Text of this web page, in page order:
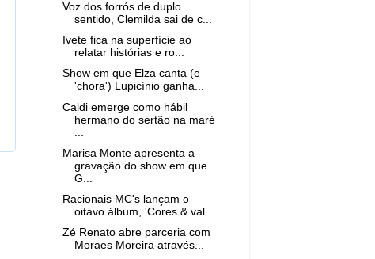
Voz dos forrós de duplo
sentido, Clemilda sai de c...
Ivete fica na superfície ao
relatar histórias e ro...
Show em que Elza canta (e
'chora') Lupicínio ganha...
Caldi emerge como hábil
hermano do sertão na maré
Marisa Monte apresenta a
gravação do show em que
G...
Racionais MC's lançam o
oitavo álbum, 'Cores & val...
Zé Renato abre parceria com
Moraes Moreira através...